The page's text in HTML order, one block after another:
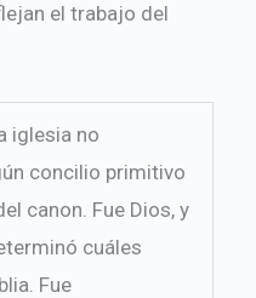
el trabajo del
iglesia no
concilio primitivo
canon. Fue Dios, y
cuáles
Fue